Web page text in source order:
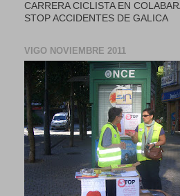
CARRERA CICLISTA EN
STOP ACCIDENTES DE GALICA
VIGO NOVIEMBRE 2011